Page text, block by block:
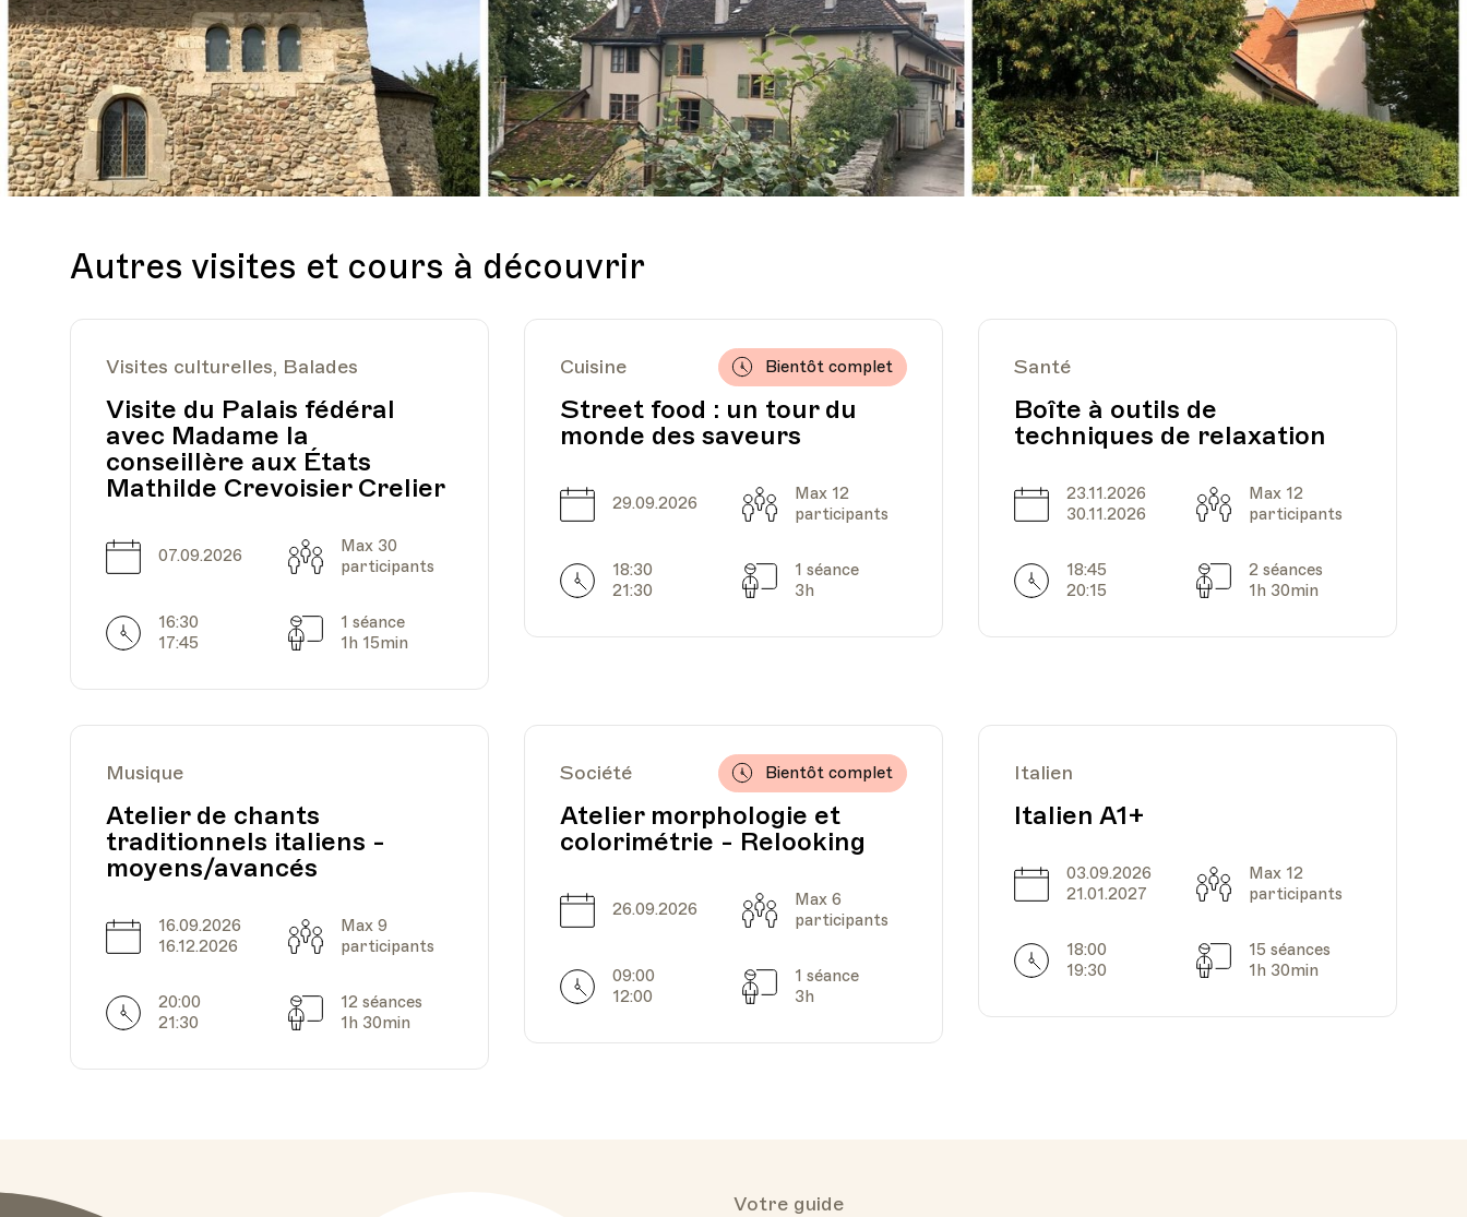
Autres visites et cours à découvrir
Visites culturelles, Balades
Visite du Palais fédéral
avec Madame la
conseillère aux États
Mathilde Crevoisier Crelier
Date
07.09.2026 Capacité
Max 30
participants
Horarires
16:30
17:45
Séances
1 séance
1h 15min
Cuisine
Street food : un tour du
monde des saveurs
Bientôt complet
Date
29.09.2026 Capacité
Max 12
participants
Horarires
18:30
21:30
Séances
1 séance
3h
Santé
Boîte à outils de
techniques de relaxation
Date
23.11.2026
30.11.2026
Capacité
Max 12
participants
Horarires
18:45
20:15
Séances
2 séances
1h 30min
Musique
Atelier de chants
traditionnels italiens -
moyens/avancés
Date
16.09.2026
16.12.2026
Capacité
Max 9
participants
Horarires
20:00
21:30
Séances
12 séances
1h 30min
Société
Atelier morphologie et
colorimétrie - Relooking
Bientôt complet
Date
26.09.2026 Capacité
Max 6
participants
Horarires
09:00
12:00
Séances
1 séance
3h
Italien
Italien A1+
Date
03.09.2026
21.01.2027
Capacité
Max 12
participants
Horarires
18:00
19:30
Séances
15 séances
1h 30min
Votre guide